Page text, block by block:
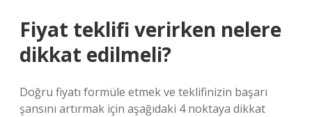
Fiyat teklifi verirken nelere
dikkat edilmeli?
Doğru fiyatı formüle etmek ve teklifinizin başarı
şansını artırmak için aşağıdaki 4 noktaya dikkat